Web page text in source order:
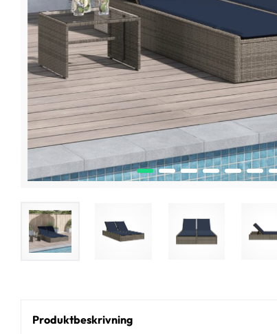
Produktbeskrivning